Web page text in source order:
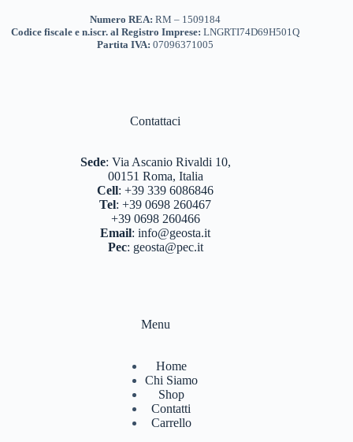
Numero REA:RM – 1509184
Codice fiscale e n.iscr. al Registro Imprese:LNGRTI74D69H501Q
Partita IVA: 07096371005
Contattaci
Sede: Via Ascanio Rivaldi 10,
00151 Roma, Italia
Cell:+39 339 6086846
Tel:+39 0698 260467
+39 0698 260466
Email:info@geosta.it
Pec: geosta@pec.it
Menu
Home
Chi Siamo
Shop
Contatti
Carrello